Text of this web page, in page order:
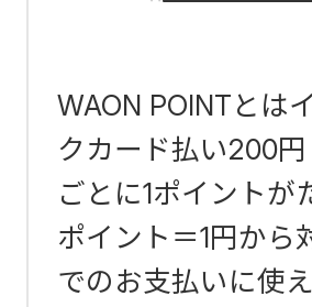
WAON POINTとは
クカード払い200円
ごとに1ポイントが
ポイント＝1円から
でのお支払いに使